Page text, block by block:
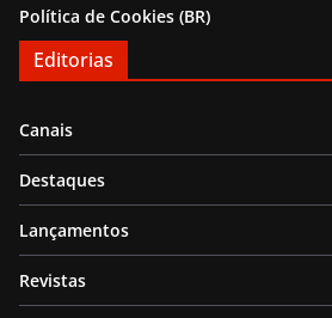
Política de Cookies (BR)
Editorias
Canais
Destaques
Lançamentos
Revistas